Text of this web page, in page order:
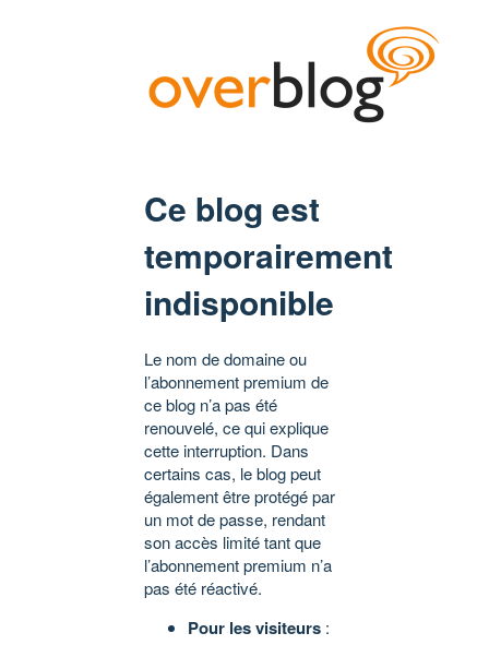
Ce blog est
temporairement
indisponible
Le nom de domaine ou
l’abonnement premium de
ce blog n’a pas été
renouvelé, ce qui explique
cette interruption. Dans
certains cas, le blog peut
également être protégé par
un mot de passe, rendant
son accès limité tant que
l’abonnement premium n’a
pas été réactivé.
Pour les visiteurs :